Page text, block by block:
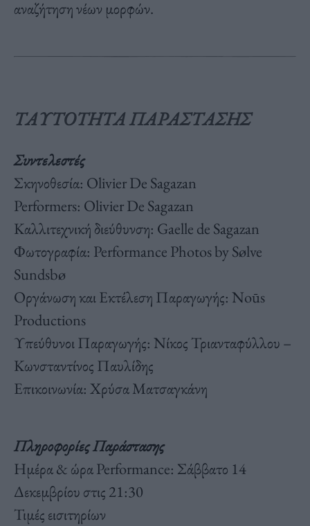
αναζήτηση νέων μορφών.
ΤΑΥΤΟΤΗΤΑ ΠΑΡΑΣΤΑΣΗΣ
Συντελεστές
Σκηνοθεσία: Olivier De Sagazan
Performers: Olivier De Sagazan
Καλλιτεχνική διεύθυνση: Gaelle de Sagazan
Φωτογραφία: Performance Photos by Sølve
Sundsbø
Οργάνωση και Εκτέλεση Παραγωγής: Noūs
Productions
Υπεύθυνοι Παραγωγής: Νίκος Τριανταφύλλου –
Κωνσταντίνος Παυλίδης
Επικοινωνία: Χρύσα Ματσαγκάνη
Πληροφορίες Παράστασης
Ημέρα & ώρα Performance: Σάββατο 14
Δεκεμβρίου στις 21:30
Τιμές εισιτηρίων